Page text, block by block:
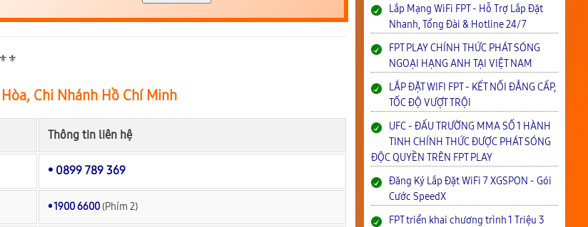
Chi Nhánh Hồ Chí Minh
Thông tin liên hệ
• 0899 789 369
• 1900 6600 (Phím 2)
Lắp Mạng WiFi FPT - Hỗ Trợ Lắp Đặt
Nhanh, Tổng Đài & Hotline 24/7
FPT PLAY CHÍNH THỨC PHÁT SÓNG
NGOẠI HẠNG ANH TẠI VIỆT NAM
LẮP ĐẶT WIFI FPT - KẾT NỐI ĐẲNG CẤP,
TỐC ĐỘ VƯỢT TRỘI
UFC - ĐẤU TRƯỜNG MMA SỐ 1 HÀNH
TINH CHÍNH THỨC ĐƯỢC PHÁT SÓNG
ĐỘC QUYỀN TRÊN FPT PLAY
Đăng Ký Lắp Đặt WiFi 7 XGSPON - Gói
Cước SpeedX
FPT triển khai chương trình 1 Triệu 3